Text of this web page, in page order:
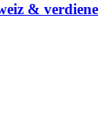
& verdiene